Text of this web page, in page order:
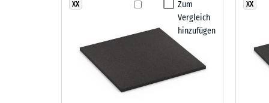
Terra
warmen
Zum
Vergleich
hinzufügen
XX XX